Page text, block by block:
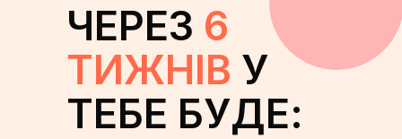
ЧЕРЕЗ 6
ТИЖНІВ У
ТЕБЕ БУДЕ: